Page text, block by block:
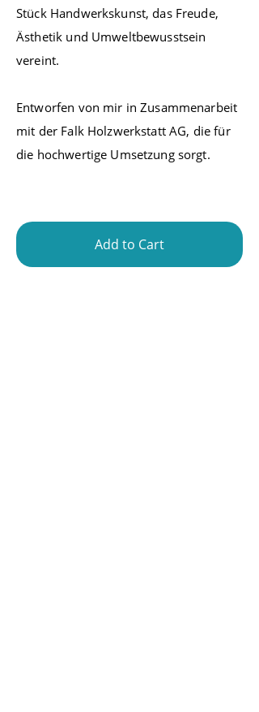
Stück Handwerkskunst, das Freude,
Ästhetik und Umweltbewusstsein
vereint.
Entworfen von mir in Zusammenarbeit
mit der Falk Holzwerkstatt AG, die für
die hochwertige Umsetzung sorgt.
Add to Cart